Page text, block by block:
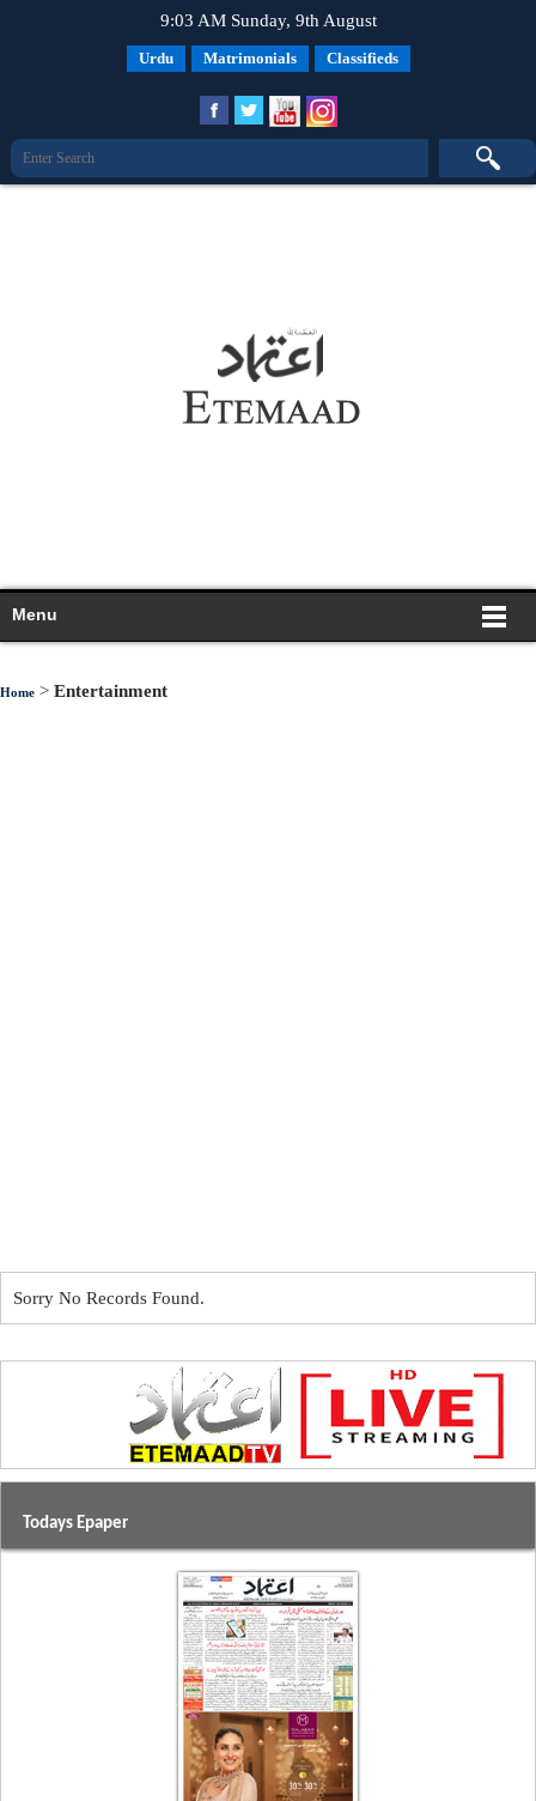
9:03 AM Sunday, 9th August
Urdu Matrimonials Classifieds
Menu
Home > Entertainment
Sorry No Records Found.
Todays Epaper